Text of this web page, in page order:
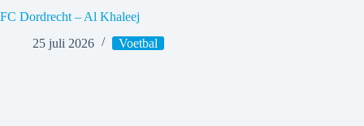
FC Dordrecht – Al Khaleej
25 juli 2026
Voetbal